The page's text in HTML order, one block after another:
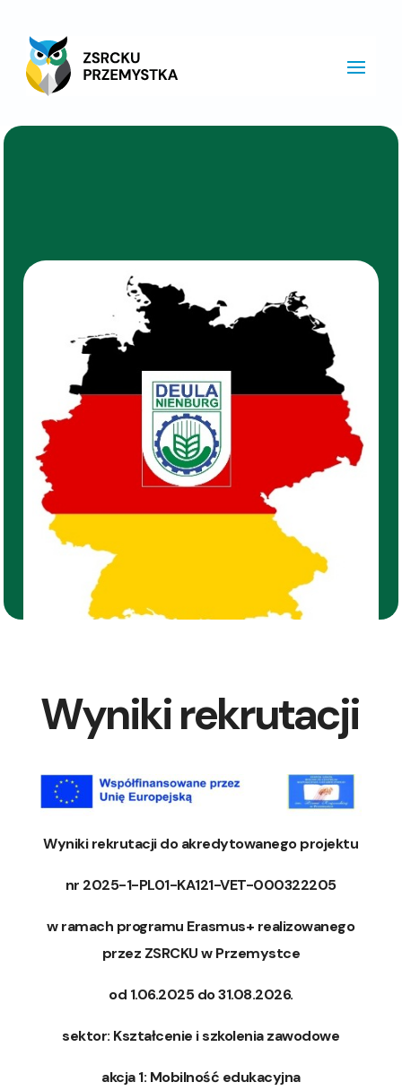
Wyniki rekrutacji
Wyniki rekrutacji do akredytowanego projektu
nr 2025-1-PL01-KA121-VET-000322205
w ramach programu Erasmus+ realizowanego
przez ZSRCKU w Przemystce
od 1.06.2025 do 31.08.2026.
sektor: Kształcenie i szkolenia zawodowe
akcja 1: Mobilność edukacyjna